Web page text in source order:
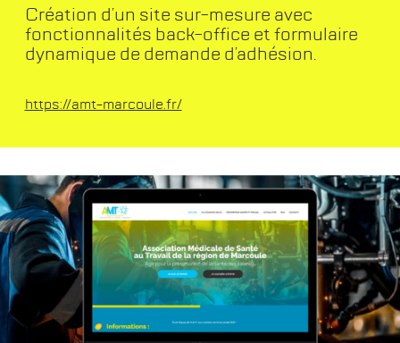
Création d’un site sur-mesure avec
fonctionnalités back-office et formulaire
dynamique de demande d’adhésion.
https://amt-marcoule.fr/